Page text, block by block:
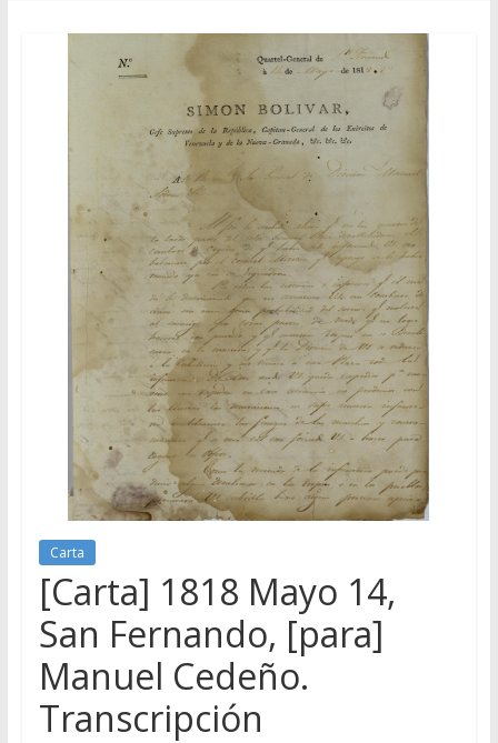
Carta
[Carta] 1818 Mayo 14,
San Fernando, [para]
Manuel Cedeño.
Transcripción